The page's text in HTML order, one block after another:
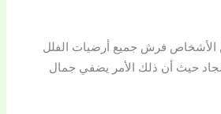
الأشخاص فرش جميع أرضيات الفلل
حيث أن ذلك الأمر يضفي جمال